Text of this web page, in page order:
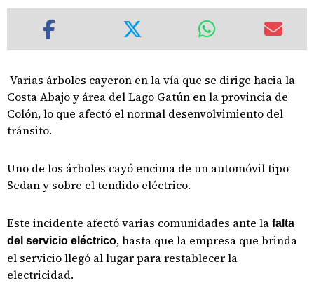
Varias árboles cayeron en la vía que se dirige hacia la
Costa Abajo y área del Lago Gatún en la provincia de
Colón, lo que afectó el normal desenvolvimiento del
tránsito.
Uno de los árboles cayó encima de un automóvil tipo
Sedan y sobre el tendido eléctrico.
Este incidente afectó varias comunidades ante la falta
del servicio eléctrico, hasta que la empresa que brinda
el servicio llegó al lugar para restablecer la
electricidad.